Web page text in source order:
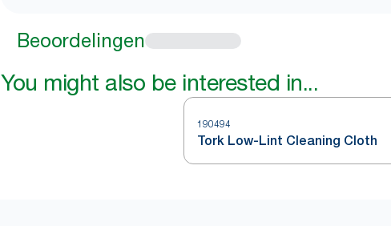
Beoordelingen
You might also be interested in...
190494
Tork Low-Lint Cleaning Cloth